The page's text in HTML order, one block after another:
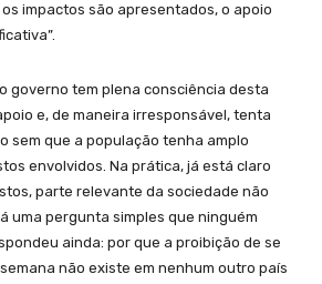
impactos são apresentados, o apoio
governo tem plena consciência desta
e, de maneira irresponsável, tenta
sem que a população tenha amplo
envolvidos. Na prática, já está claro
parte relevante da sociedade não
uma pergunta simples que ninguém
ainda: por que a proibição de se
não existe em nenhum outro país